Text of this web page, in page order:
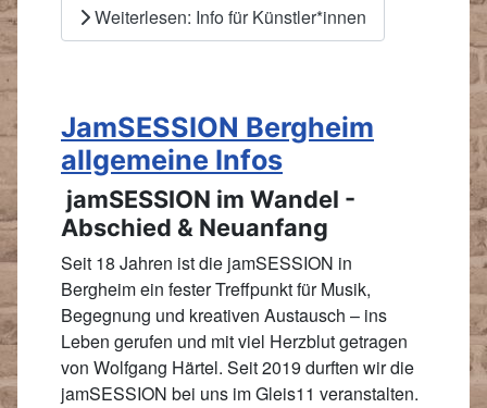
Weiterlesen: Info für Künstler*innen
JamSESSION Bergheim
allgemeine Infos
jamSESSION im Wandel -
Abschied & Neuanfang
Seit 18 Jahren ist die jamSESSION in
Bergheim ein fester Treffpunkt für Musik,
Begegnung und kreativen Austausch – ins
Leben gerufen und mit viel Herzblut getragen
von Wolfgang Härtel. Seit 2019 durften wir die
jamSESSION bei uns im Gleis11 veranstalten.